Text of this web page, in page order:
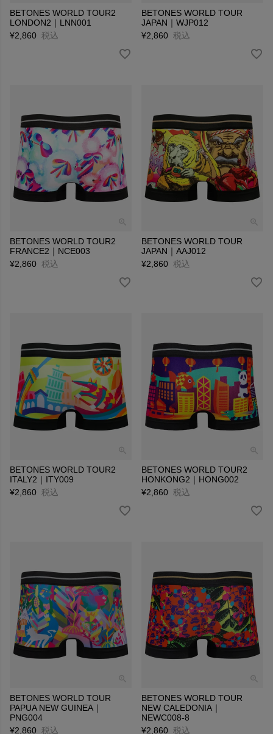
BETONES WORLD TOUR2
LONDON2｜LNN001
¥2,860 税込
BETONES WORLD TOUR
JAPAN｜WJP012
¥2,860 税込
BETONES WORLD TOUR2
FRANCE2｜NCE003
¥2,860 税込
BETONES WORLD TOUR
JAPAN｜AAJ012
¥2,860 税込
BETONES WORLD TOUR2
ITALY2｜ITY009
¥2,860 税込
BETONES WORLD TOUR2
HONKONG2｜HONG002
¥2,860 税込
BETONES WORLD TOUR
PAPUA NEW GUINEA｜
PNG004
¥2,860 税込
BETONES WORLD TOUR
NEW CALEDONIA｜
NEWC008-8
¥2,860 税込